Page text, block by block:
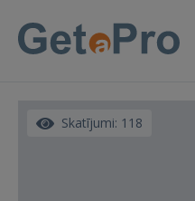
Skatījumi: 118